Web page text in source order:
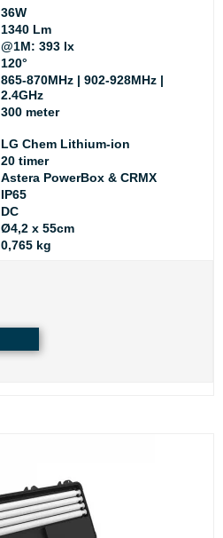
36W
1340 Lm
@1M: 393 lx
120°
865-870MHz | 902-928MHz |
2.4GHz
300 meter
LG Chem Lithium-ion
20 timer
Astera PowerBox & CRMX
IP65
DC
Ø4,2 x 55cm
0,765 kg